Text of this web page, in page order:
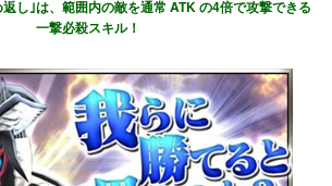
し｣は、範囲内の敵を通常 ATK の4倍で攻撃できる
一撃必殺スキル！